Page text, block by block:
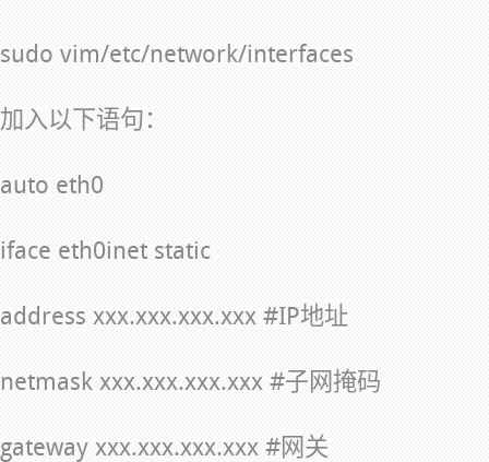
sudo vim/etc/network/interfaces
加入以下语句：
auto eth0
iface eth0inet static
address xxx.xxx.xxx.xxx #IP地址
netmask xxx.xxx.xxx.xxx #子网掩码
gateway xxx.xxx.xxx.xxx #网关